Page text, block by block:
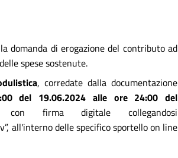
domanda di erogazione del contributo ad
spese sostenute.
, corredate dalla documentazione
del 19.06.2024 alle ore 24:00 del
con firma digitale collegandosi
all'interno delle specifico sportello on line